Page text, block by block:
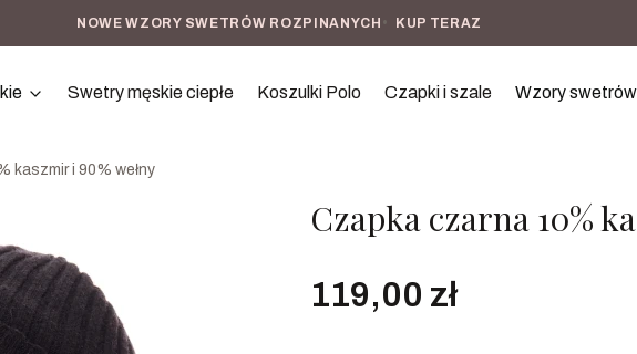
NOWE WZORY SWETRÓW ROZPINANYCH • KUP TERAZ
Swetry męskie ciepłe Koszulki Polo Czapki i szale Wzory swetrów
kaszmir i 90% wełny
Czapka czarna 10%
Cena
119,00 zł